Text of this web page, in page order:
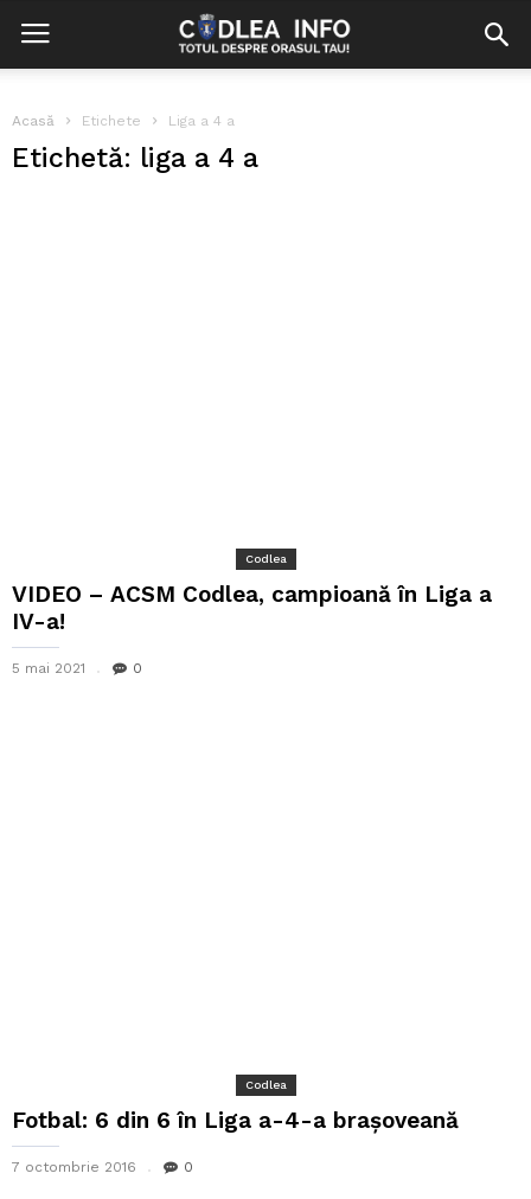
Acasă Etichete Liga a 4 a
Etichetă: liga a 4 a
Codlea
VIDEO – ACSM Codlea, campioană în Liga a
IV-a!
5 mai 2021 0
Codlea
Fotbal: 6 din 6 în Liga a-4-a brașoveană
7 octombrie 2016 0